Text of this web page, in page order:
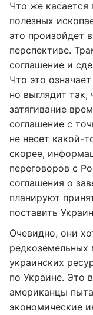
Что же касается
полезных
это произойдет
перспективе.
соглашение и
Что это
но выглядит так,
затягивание
соглашение с
не несет какой-
скорее,
переговоров с
соглашения о
планируют
поставить
Очевидно, они
украинских
по Украине. Это
американцы
экономические